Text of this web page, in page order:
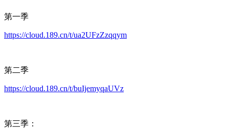
第一季
https://cloud.189.cn/t/ua2UFzZzqqym
第二季
https://cloud.189.cn/t/buIjemyqaUVz
第三季：